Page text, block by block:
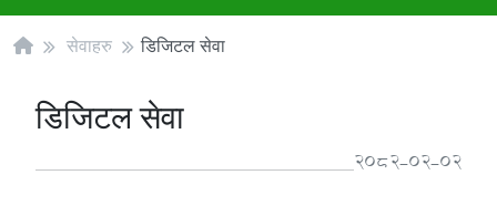
सेवाहरु डिजिटल सेवा
डिजिटल सेवा
2082-02-02